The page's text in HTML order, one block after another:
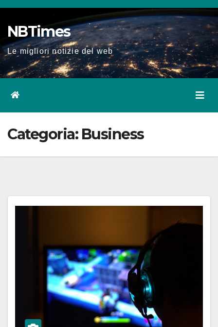
Salta
al
contenuto
NBTimes
Le migliori notizie del web
Categoria: Business